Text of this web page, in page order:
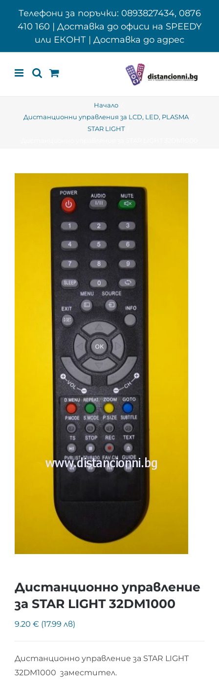
Телефони за поръчки: 0893827434, 0876
410 160 | Доставка до офиси на SPEEDY
или ЕКОНТ | Доставка до адрес
Начало
Дистанционни управления за LCD, LED, PLASMA
STAR LIGHT
Дистанционно управление
за STAR LIGHT 32DM1000
9.20 € (17.99 лв)
Дистанционно управление за STAR LIGHT
32DM1000 заместител.